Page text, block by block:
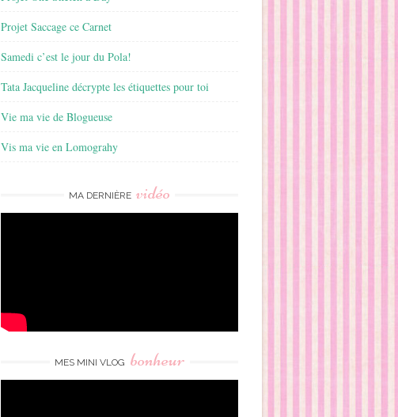
Projet Saccage ce Carnet
Samedi c’est le jour du Pola!
Tata Jacqueline décrypte les étiquettes pour toi
Vie ma vie de Blogueuse
Vis ma vie en Lomograhy
MA DERNIÈRE vidéo
MES MINI VLOG bonheur